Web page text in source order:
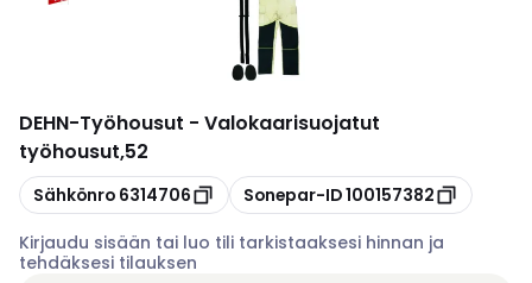
DEHN-Työhousut - Valokaarisuojatut
työhousut,52
Kopioi
Sähkönro 6314706 Kopioi
Sonepar-ID100157382
Kirjaudu sisään tai luo tili tarkistaaksesi hinnan ja
tehdäksesi tilauksen